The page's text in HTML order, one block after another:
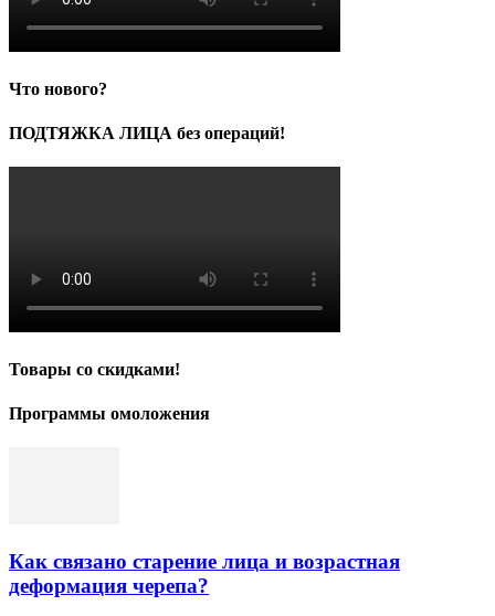
Что нового?
ПОДТЯЖКА ЛИЦА без операций!
Товары со скидками!
Программы омоложения
Как связано старение лица и возрастная
деформация черепа?